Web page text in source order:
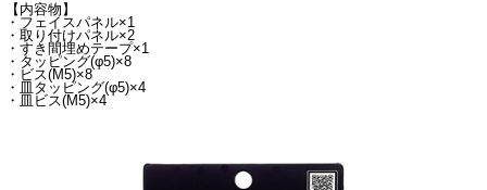
【内容物】
・フェイスパネル×1
・取り付けパネル×2
・すき間埋めテープ×1
・タッピング(φ5)×8
・ビス(M5)×8
・皿タッピング(φ5)×4
・皿ビス(M5)×4